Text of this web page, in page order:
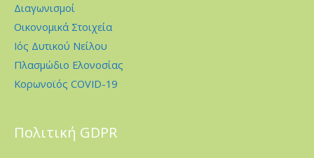
Διαγωνισμοί
Οικονομικά Στοιχεία
Ιός Δυτικού Νείλου
Πλασμώδιο Ελονοσίας
Κορωνοϊός COVID-19
Πολιτική GDPR